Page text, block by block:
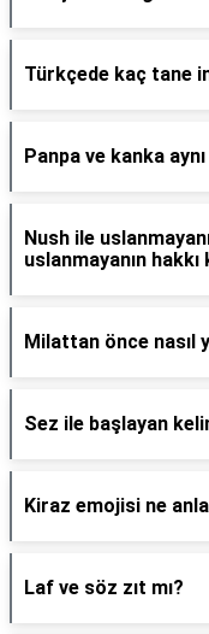
Türkçede kaç tane
Panpa ve kanka aynı
Nush ile
uslanmayanın
Milattan önce nasıl
Sez ile başlayan
Kiraz emojisi ne
Laf ve söz zıt mı?